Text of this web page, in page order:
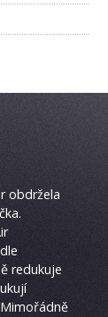
obdržela
redukuje